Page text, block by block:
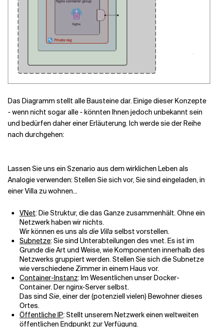
Das Diagramm stellt alle Bausteine dar. Einige dieser Konzepte
- wenn nicht sogar alle - könnten Ihnen jedoch unbekannt sein
und bedürfen daher einer Erläuterung. Ich werde sie der Reihe
nach durchgehen:
Lassen Sie uns ein Szenario aus dem wirklichen Leben als
Analogie verwenden: Stellen Sie sich vor, Sie sind eingeladen, in
einer Villa zu wohnen...
VNet: Die Struktur, die das Ganze zusammenhält. Ohne ein
Netzwerk haben wir nichts.
Wir können es uns als die Villa selbst vorstellen.
Subnetze: Sie sind Unterabteilungen des vnet. Es ist im
Grunde die Art und Weise, wie Komponenten innerhalb des
Netzwerks gruppiert werden. Stellen Sie sich die Subnetze
wie verschiedene Zimmer in einem Haus vor.
Container-Instanz: Im Wesentlichen unser Docker-
Container. Der nginx-Server selbst.
Das sind Sie, einer der (potenziell vielen) Bewohner dieses
Ortes.
Öffentliche IP: Stellt unserem Netzwerk einen weltweiten
öffentlichen Endpunkt zur Verfügung.